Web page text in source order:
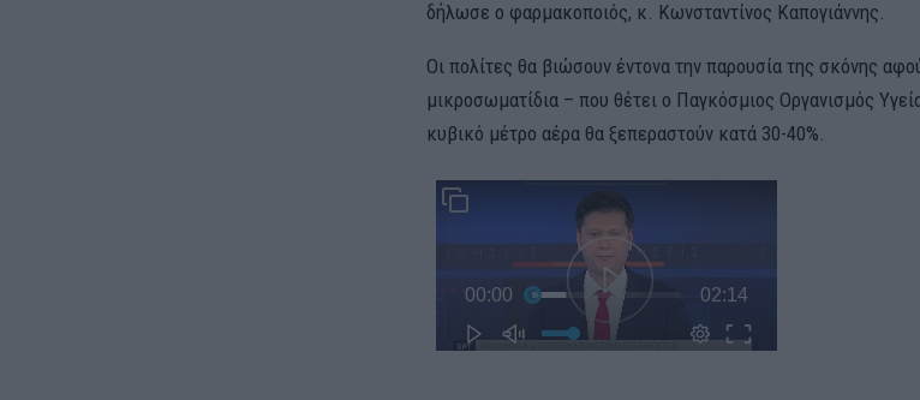
δήλωσε ο φαρμακοποιός, κ. Κωνσταντίνος Καπογιάννης.
Οι πολίτες θα βιώσουν έντονα την παρουσία της σκόνης
μικροσωματίδια – που θέτει ο Παγκόσμιος Οργανισμός
κυβικό μέτρο αέρα θα ξεπεραστούν κατά 30-40%.